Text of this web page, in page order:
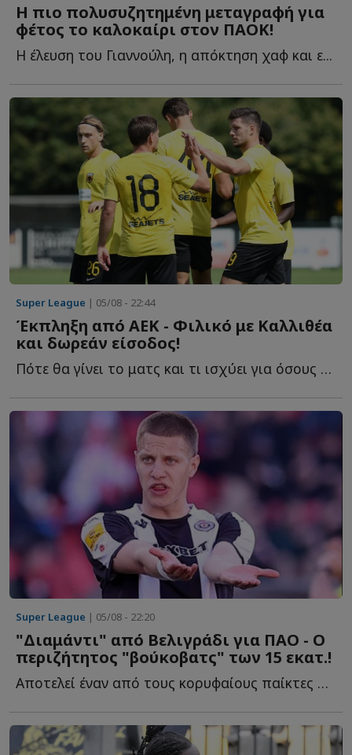
Η πιο πολυσυζητημένη μεταγραφή για
φέτος το καλοκαίρι στον ΠΑΟΚ!
Η έλευση του Γιαννούλη, η απόκτηση χαφ και ε...
Super League | 05/08 - 22:44
Έκπληξη από ΑΕΚ - Φιλικό με Καλλιθέα
και δωρεάν είσοδος!
Πότε θα γίνει το ματς και τι ισχύει για όσους π...
Super League | 05/08 - 22:20
"Διαμάντι" από Βελιγράδι για ΠΑΟ - Ο
περιζήτητος "βούκοβατς" των 15 εκατ.!
Αποτελεί έναν από τους κορυφαίους παίκτες στις μετρήσεις π...